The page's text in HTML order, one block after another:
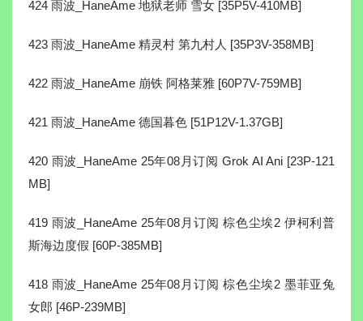
424 雨波_HaneAme 地狱老师 雪女 [35P5V-410MB]
423 雨波_HaneAme 精灵村 第九村人 [35P3V-358MB]
422 雨波_HaneAme 崩铁 阿格莱雅 [60P7V-759MB]
421 雨波_HaneAme 德国暮色 [51P12V-1.37GB]
420 雨波_HaneAme 25年08月订阅 Grok AI Ani [23P-121
MB]
419 雨波_HaneAme 25年08月订阅 棕色尘埃2 伊柯利普
斯海边度假 [60P-385MB]
418 雨波_HaneAme 25年08月订阅 棕色尘埃2 墨菲亚兔
女郎 [46P-239MB]